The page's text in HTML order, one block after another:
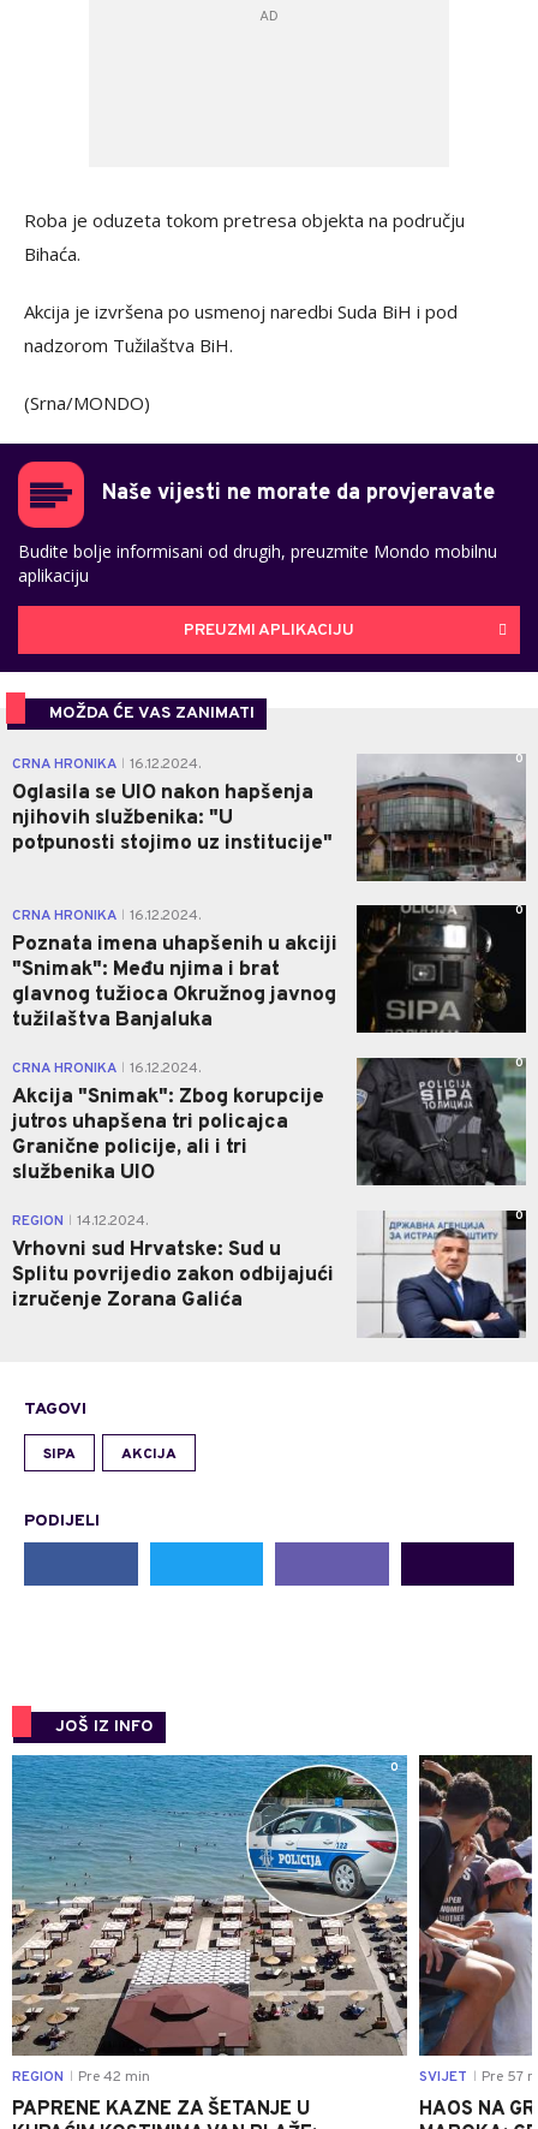
Roba je oduzeta tokom pretresa objekta na području
Bihaća.
Akcija je izvršena po usmenoj naredbi Suda BiH i pod
nadzorom Tužilaštva BiH.
(Srna/MONDO)
Naše vijesti ne morate da provjeravate
Budite bolje informisani od drugih, preuzmite Mondo mobilnu
aplikaciju
PREUZMI APLIKACIJU
MOŽDA ĆE VAS ZANIMATI
CRNA HRONIKA 16.12.2024.
Oglasila se UIO nakon hapšenja
njihovih službenika: "U
potpunosti stojimo uz institucije"
0
CRNA HRONIKA 16.12.2024.
Poznata imena uhapšenih u akciji
"Snimak": Među njima i brat
glavnog tužioca Okružnog javnog
tužilaštva Banjaluka
0
CRNA HRONIKA 16.12.2024.
Akcija "Snimak": Zbog korupcije
jutros uhapšena tri policajca
Granične policije, ali i tri
službenika UIO
0
REGION 14.12.2024.
Vrhovni sud Hrvatske: Sud u
Splitu povrijedio zakon odbijajući
izručenje Zorana Galića
0
TAGOVI
SIPA AKCIJA
PODIJELI
JOŠ IZ INFO
0
REGION Pre 42 min
PAPRENE KAZNE ZA ŠETANJE U
SVIJET Pre 57
HAOS NA